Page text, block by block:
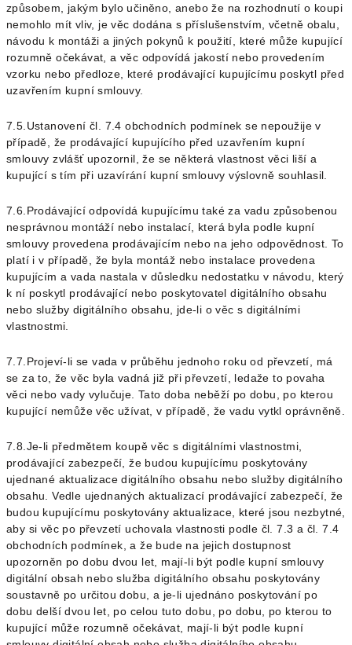
způsobem, jakým bylo učiněno, anebo že na rozhodnutí o koupi
nemohlo mít vliv, je věc dodána s příslušenstvím, včetně obalu,
návodu k montáži a jiných pokynů k použití, které může kupující
rozumně očekávat, a věc odpovídá jakostí nebo provedením
vzorku nebo předloze, které prodávající kupujícímu poskytl před
uzavřením kupní smlouvy.
7.5.Ustanovení čl. 7.4 obchodních podmínek se nepoužije v
případě, že prodávající kupujícího před uzavřením kupní
smlouvy zvlášť upozornil, že se některá vlastnost věci liší a
kupující s tím při uzavírání kupní smlouvy výslovně souhlasil.
7.6.Prodávající odpovídá kupujícímu také za vadu způsobenou
nesprávnou montáží nebo instalací, která byla podle kupní
smlouvy provedena prodávajícím nebo na jeho odpovědnost. To
platí i v případě, že byla montáž nebo instalace provedena
kupujícím a vada nastala v důsledku nedostatku v návodu, který
k ní poskytl prodávající nebo poskytovatel digitálního obsahu
nebo služby digitálního obsahu, jde-li o věc s digitálními
vlastnostmi.
7.7.Projeví-li se vada v průběhu jednoho roku od převzetí, má
se za to, že věc byla vadná již při převzetí, ledaže to povaha
věci nebo vady vylučuje. Tato doba neběží po dobu, po kterou
kupující nemůže věc užívat, v případě, že vadu vytkl oprávněně.
7.8.Je-li předmětem koupě věc s digitálními vlastnostmi,
prodávající zabezpečí, že budou kupujícímu poskytovány
ujednané aktualizace digitálního obsahu nebo služby digitálního
obsahu. Vedle ujednaných aktualizací prodávající zabezpečí, že
budou kupujícímu poskytovány aktualizace, které jsou nezbytné,
aby si věc po převzetí uchovala vlastnosti podle čl.7.3 a čl.7.4
obchodních podmínek, a že bude na jejich dostupnost
upozorněn po dobu dvou let, mají-li být podle kupní smlouvy
digitální obsah nebo služba digitálního obsahu poskytovány
soustavně po určitou dobu, a je-li ujednáno poskytování po
dobu delší dvou let, po celou tuto dobu, po dobu, po kterou to
kupující může rozumně očekávat, mají-li být podle kupní